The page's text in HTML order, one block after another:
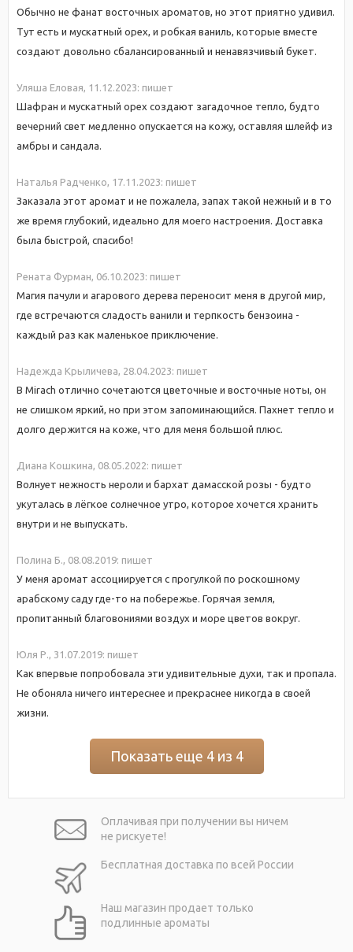
Обычно не фанат восточных ароматов, но этот приятно удивил.
Тут есть и мускатный орех, и робкая ваниль, которые вместе
создают довольно сбалансированный и ненавязчивый букет.
Уляша Еловая, 11.12.2023: пишет
Шафран и мускатный орех создают загадочное тепло, будто
вечерний свет медленно опускается на кожу, оставляя шлейф из
амбры и сандала.
Наталья Радченко, 17.11.2023: пишет
Заказала этот аромат и не пожалела, запах такой нежный и в то
же время глубокий, идеально для моего настроения. Доставка
была быстрой, спасибо!
Рената Фурман, 06.10.2023: пишет
Магия пачули и агарового дерева переносит меня в другой мир,
где встречаются сладость ванили и терпкость бензоина -
каждый раз как маленькое приключение.
Надежда Крыличева, 28.04.2023: пишет
В Mirach отлично сочетаются цветочные и восточные ноты, он
не слишком яркий, но при этом запоминающийся. Пахнет тепло и
долго держится на коже, что для меня большой плюс.
Диана Кошкина, 08.05.2022: пишет
Волнует нежность нероли и бархат дамасской розы - будто
укуталась в лёгкое солнечное утро, которое хочется хранить
внутри и не выпускать.
Полина Б., 08.08.2019: пишет
У меня аромат ассоциируется с прогулкой по роскошному
арабскому саду где-то на побережье. Горячая земля,
пропитанный благовониями воздух и море цветов вокруг.
Юля Р., 31.07.2019: пишет
Как впервые попробовала эти удивительные духи, так и пропала.
Не обоняла ничего интереснее и прекраснее никогда в своей
жизни.
Показать еще 4 из 4
Оплачивая при получении вы ничем
не рискуете!
Бесплатная доставка по всей России
Наш магазин продает только
подлинные ароматы